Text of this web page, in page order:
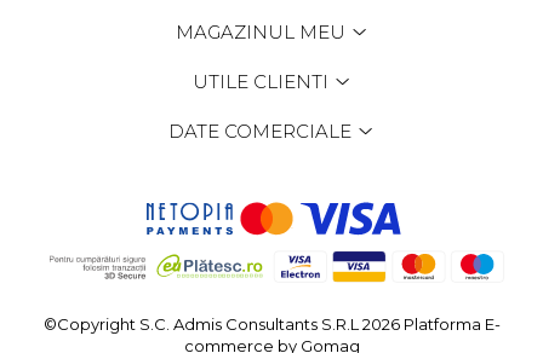
MAGAZINUL MEU
UTILE CLIENTI
DATE COMERCIALE
©Copyright S.C. Admis Consultants S.R.L 2026 Platforma E-
commerce by Gomag